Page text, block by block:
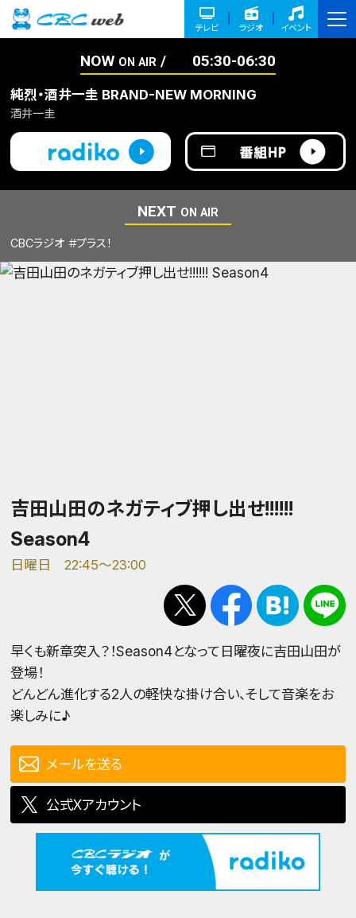
テレビ ラジオ イベント
NOW ON AIR 05:30-06:30
純烈・酒井一圭 BRAND-NEW MORNING
酒井一圭
NEXT ON AIR
CBCラジオ ＃プラス！
吉田山田のネガティブ押し出せ!!!!!!
Season4
日曜日 22:45～23:00
早くも新章突入？！Season4となって日曜夜に吉田山田が
登場！
どんどん進化する2人の軽快な掛け合い、そして音楽をお
楽しみに♪
メールを送る
公式Xアカウント